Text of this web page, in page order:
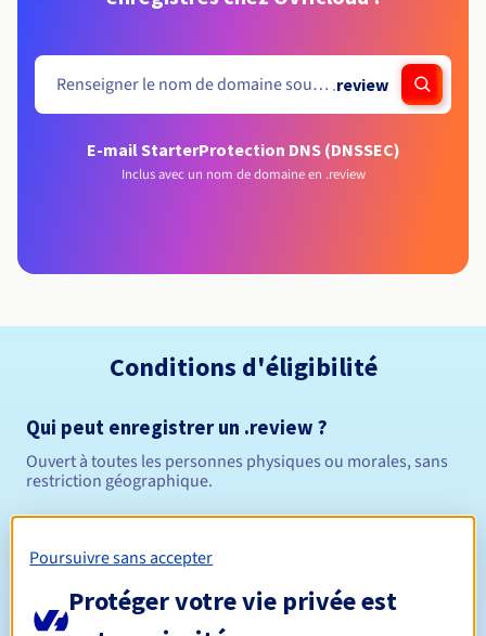
.review
E-mail StarterProtection DNS (DNSSEC)
Inclus avec un nom de domaine en .review
Conditions d'éligibilité
Qui peut enregistrer un .review ?
Ouvert à toutes les personnes physiques ou morales, sans
restriction géographique.
Durée de réservation Entre 1 et 10 ans
Poursuivre sans accepter
Protéger votre vie privée est